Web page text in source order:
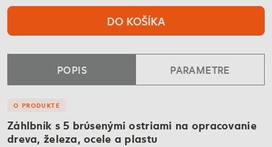
DO KOŠÍKA
POPIS PARAMETRE
O PRODUKTE
Záhlbník s 5 brúsenými ostriami na opracovanie
dreva, železa, ocele a plastu